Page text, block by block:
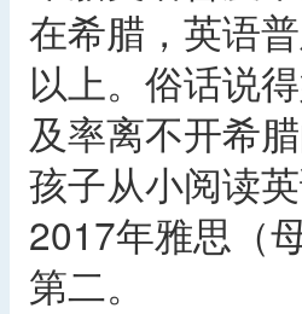
在希腊，英语
以上。俗话说
及率离不开希
孩子从小阅读英
2017年雅思（
第二。